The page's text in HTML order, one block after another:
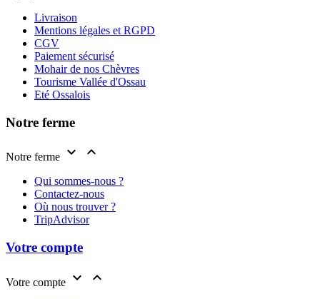
Livraison
Mentions légales et RGPD
CGV
Paiement sécurisé
Mohair de nos Chèvres
Tourisme Vallée d'Ossau
Eté Ossalois
Notre ferme
Notre ferme  
Qui sommes-nous ?
Contactez-nous
Où nous trouver ?
TripAdvisor
Votre compte
Votre compte  